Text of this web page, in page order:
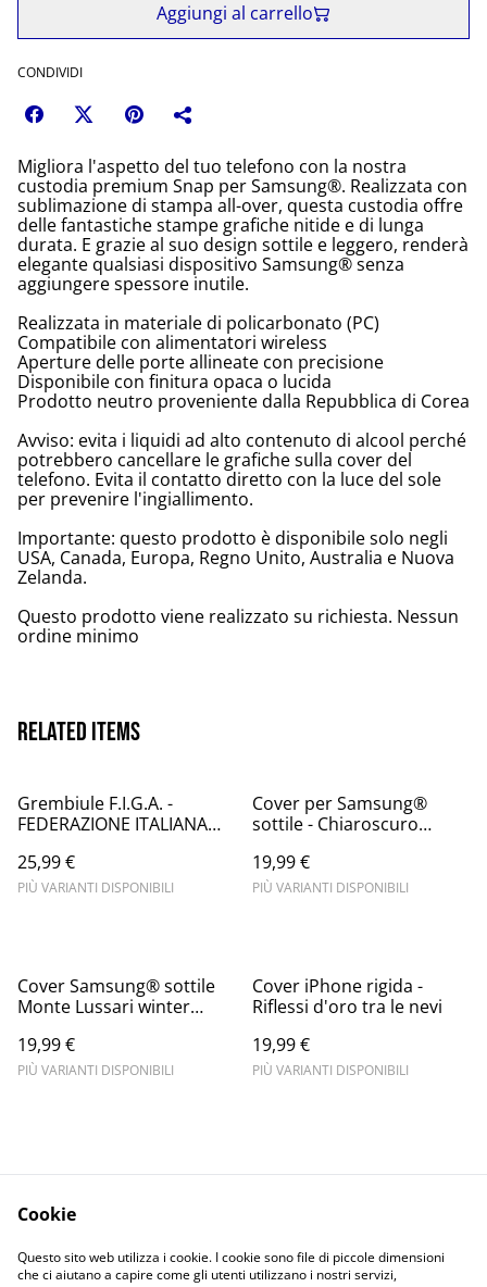
Aggiungi al carrello
CONDIVIDI
Migliora l'aspetto del tuo telefono con la nostra
custodia premium Snap per Samsung®. Realizzata con
sublimazione di stampa all-over, questa custodia offre
delle fantastiche stampe grafiche nitide e di lunga
durata. E grazie al suo design sottile e leggero, renderà
elegante qualsiasi dispositivo Samsung® senza
aggiungere spessore inutile.
Realizzata in materiale di policarbonato (PC)
Compatibile con alimentatori wireless
Aperture delle porte allineate con precisione
Disponibile con finitura opaca o lucida
Prodotto neutro proveniente dalla Repubblica di Corea
Avviso: evita i liquidi ad alto contenuto di alcool perché
potrebbero cancellare le grafiche sulla cover del
telefono. Evita il contatto diretto con la luce del sole
per prevenire l'ingiallimento.
Importante: questo prodotto è disponibile solo negli
USA, Canada, Europa, Regno Unito, Australia e Nuova
Zelanda.
Questo prodotto viene realizzato su richiesta. Nessun
ordine minimo
Related items
Grembiule F.I.G.A. -
FEDERAZIONE ITALIANA
25,99 €
PIÙ VARIANTI DISPONIBILI
Cover per Samsung®
sottile - Chiaroscuro
19,99 €
PIÙ VARIANTI DISPONIBILI
Cover Samsung® sottile
Monte Lussari winter
19,99 €
PIÙ VARIANTI DISPONIBILI
Cover iPhone rigida -
Riflessi d'oro tra le nevi
19,99 €
PIÙ VARIANTI DISPONIBILI
Informativa sulla
privacy
Terms and
conditions
Cookie
Questo sito web utilizza i cookie. I cookie sono file di piccole dimensioni
che ci aiutano a capire come gli utenti utilizzano i nostri servizi,